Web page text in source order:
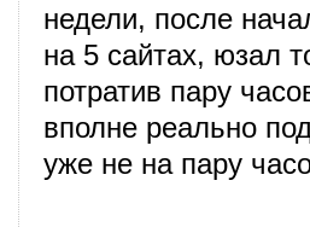
недели, после
на 5 сайтах, юзал
потратив пару
вполне реально
уже не на пару